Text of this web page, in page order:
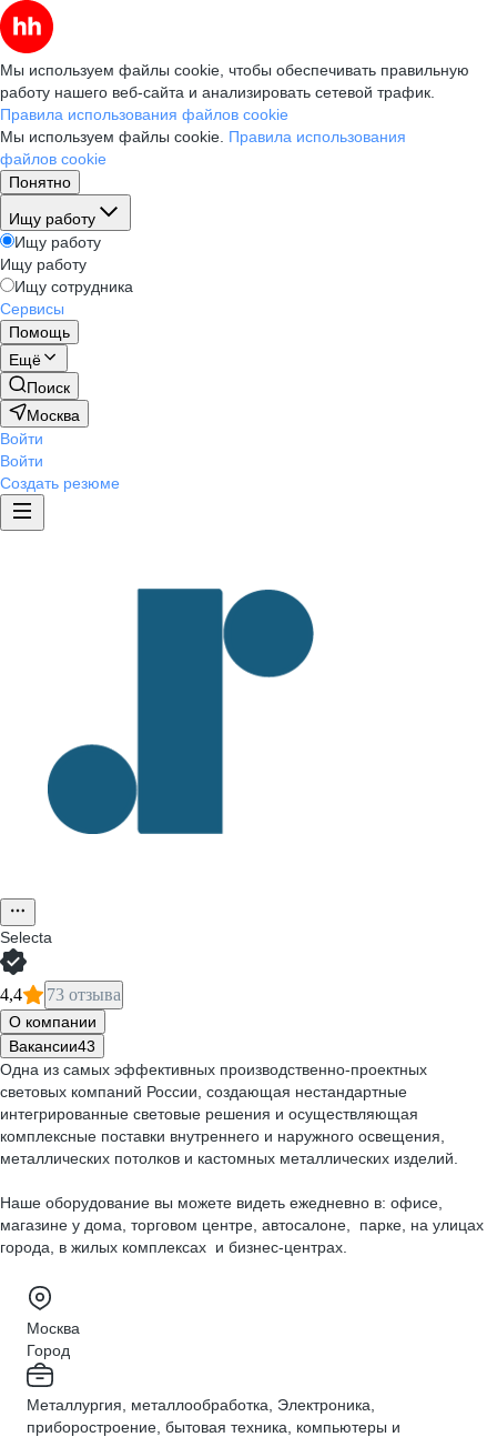
Мы используем файлы cookie, чтобы обеспечивать правильную
работу нашего веб-сайта и анализировать сетевой трафик.
Правила использования файлов cookie
Мы используем файлы cookie. Правила использования
файлов cookie
Понятно
Ищу работу
Ищу работу
Ищу работу
Ищу сотрудника
Сервисы
Помощь
Ещё
Поиск
Москва
Войти
Войти
Создать резюме
Selecta
4,4 73 отзыва
О компании
Вакансии43
Одна из самых эффективных производственно-проектных
световых компаний России, создающая нестандартные
интегрированные световые решения и осуществляющая
комплексные поставки внутреннего и наружного освещения,
металлических потолков и кастомных металлических изделий.
Наше оборудование вы можете видеть ежедневно в: офисе,
магазине у дома, торговом центре, автосалоне, парке, на улицах
города, в жилых комплексах и бизнес-центрах.
Москва
Город
Металлургия, металлообработка, Электроника,
приборостроение, бытовая техника, компьютеры и